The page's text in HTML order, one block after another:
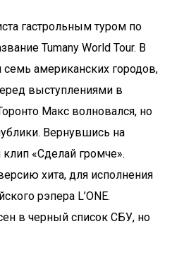
гастрольным туром по
Tumany World Tour. В
американских городов,
выступлениями в
Макс волновался, но
Вернувшись на
клип «Сделай громче».
хита, для исполнения
рэпера L’ONE.
в черный список СБУ, но